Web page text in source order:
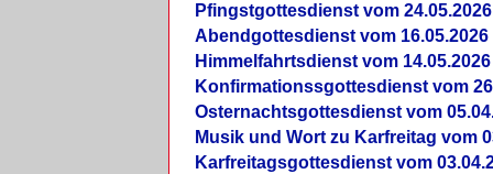
Pfingstgottesdienst vom 24.05.2026
Abendgottesdienst vom 16.05.2026
Himmelfahrtsdienst vom 14.05.2026
Konfirmationssgottesdienst vom
Osternachtsgottesdienst vom
Musik und Wort zu Karfreitag vom
Karfreitagsgottesdienst vom